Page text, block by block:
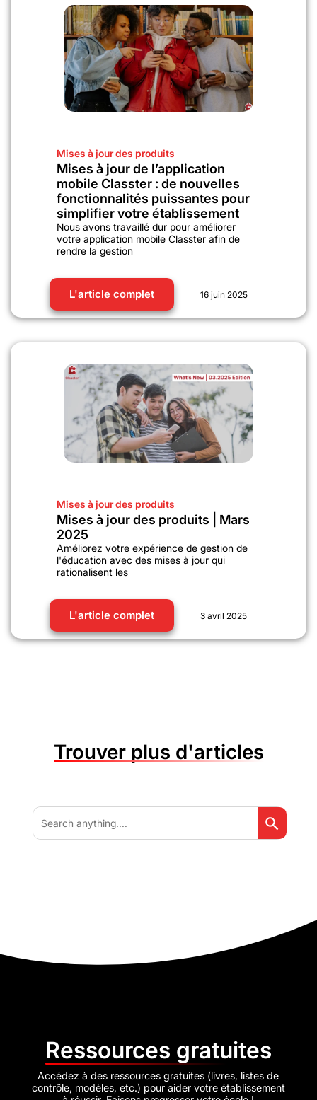
Mises à jour des produits
Mises à jour de l’application
mobile Classter : de nouvelles
fonctionnalités puissantes pour
simplifier votre établissement
Nous avons travaillé dur pour améliorer
votre application mobile Classter afin de
rendre la gestion
L'article complet 16 juin 2025
Mises à jour des produits
Mises à jour des produits | Mars
2025
Améliorez votre expérience de gestion de
l'éducation avec des mises à jour qui
rationalisent les
L'article complet 3 avril 2025
Trouver plus d'articles
Search
for:
Search
Ressources gratuites
Accédez à des ressources gratuites (livres, listes de
contrôle, modèles, etc.) pour aider votre établissement